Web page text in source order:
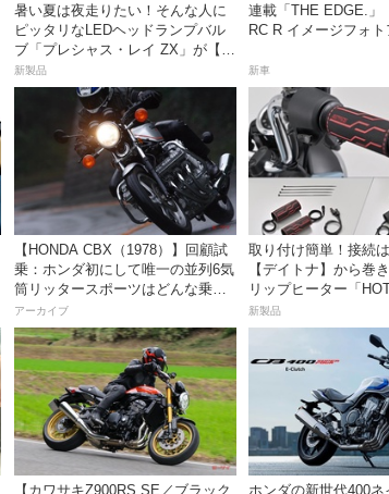
暑い夏は夜走りたい！そんな人に
ピッタリなLEDヘッドランプバル
ブ「プレシャス・レイ ZX」が【デ
イトナ】から登場
新製品
連載「THE EDGE.
RC R イメージフォ
新車
【HONDA CBX（1978）】回顧試
乗：ホンダ初にして唯一の並列6気
筒リッタースポーツはどんな乗り
味だったのか？
アーカイブ
取り付け簡単！接続
【デイトナ】から巻
リップヒーター「
WRAP HEAT」が登場
新製品
【カワサキZ900RS SE／ブラック
ホンダの新世代400